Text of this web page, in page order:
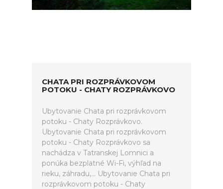
CHATA PRI ROZPRÁVKOVOM
POTOKU - CHATY ROZPRÁVKOVO
Ubytovanie Chata pri rozprávkovom
potoku - Chaty Rozprávkovo.
Ubytovanie Chata pri rozprávkovom
potoku - Chaty Rozprávkovo sa
nachádza v Tatranskej Lomnici a
ponúka bezplatné Wi-Fi, výhľad na
rieku, záhradu,... Ubytovanie Chata pri
rozprávkovom potoku - Chaty